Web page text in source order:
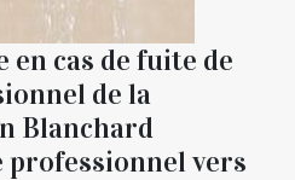
en cas de fuite de
de la
Blanchard
professionnel vers